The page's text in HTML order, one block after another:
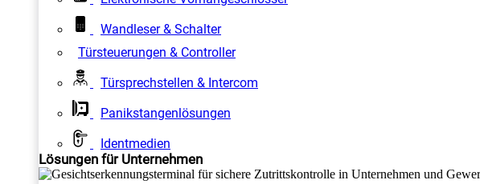
Wandleser & Schalter
Türsteuerungen & Controller
Türsprechstellen & Intercom
Panikstangenlösungen
Identmedien
Lösungen für Unternehmen